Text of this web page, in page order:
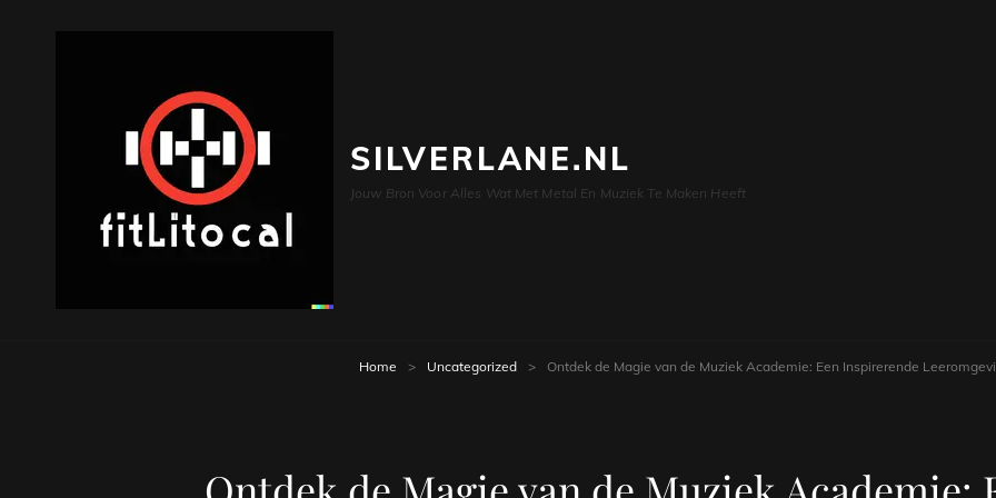
SILVERLANE.NL
Jouw Bron Voor Alles Wat Met Metal En Muziek Te Maken Heeft
Home > Uncategorized > Ontdek de Magie van de Muziek Academie: Een Inspirerende